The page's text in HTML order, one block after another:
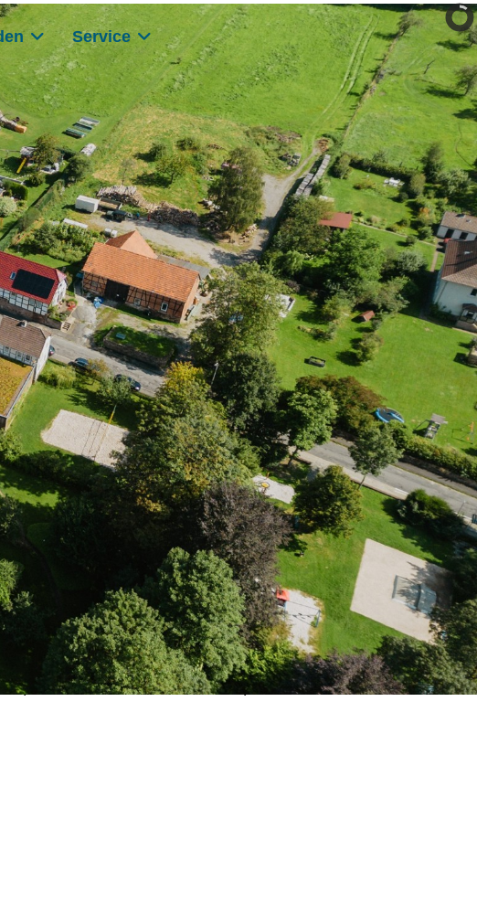
Service
Kostenlose Beratung:
0511 / 33 61 17 - 30
der
(Hannover, Schorborn und Amelith) noch weitere Hilfe